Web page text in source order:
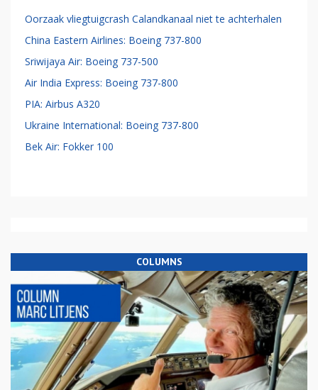
Oorzaak vliegtuigcrash Calandkanaal niet te achterhalen
China Eastern Airlines: Boeing 737-800
Sriwijaya Air: Boeing 737-500
Air India Express: Boeing 737-800
PIA: Airbus A320
Ukraine International: Boeing 737-800
Bek Air: Fokker 100
COLUMNS